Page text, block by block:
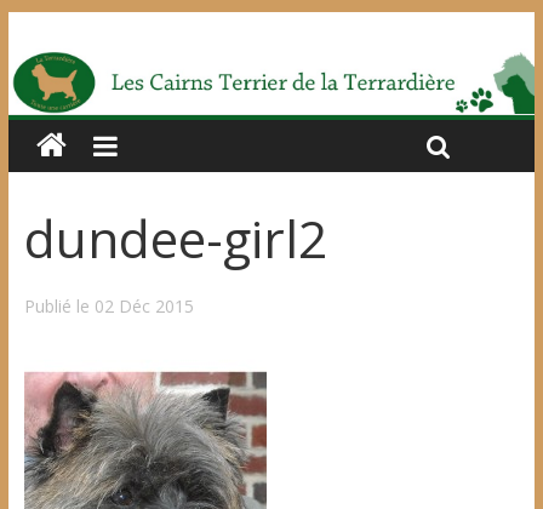
dundee-girl2
Publié le 02 Déc 2015